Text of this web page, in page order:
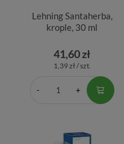
Lehning Santaherba,
krople, 30 ml
41,60 zł
1,39 zł / szt.